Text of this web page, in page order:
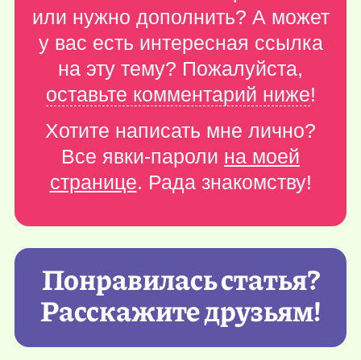
или нужно дополнить? А может
у вас есть интересная ссылка
на эту тему? Пожалуйста,
оставьте комментарий ниже!
Хотите написать мне лично?
Все явки-пароли на моей
странице. Рада знакомству!
Понравилась статья?
Расскажите друзьям!